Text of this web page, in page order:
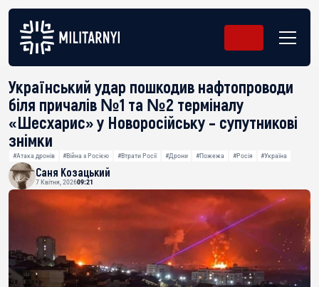
Український удар пошкодив нафтопроводи
біля причалів №1 та №2 терміналу
«Шесхарис» у Новоросійську – супутникові
знімки
#Атака дронів #Війна з Росією #Втрати Росії #Дрони #Пожежа #Росія #Україна
Саня Козацький
7 Квітня, 202609:21